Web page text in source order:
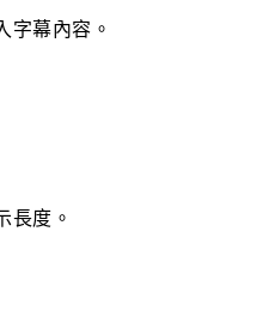
字幕內容。
長度。